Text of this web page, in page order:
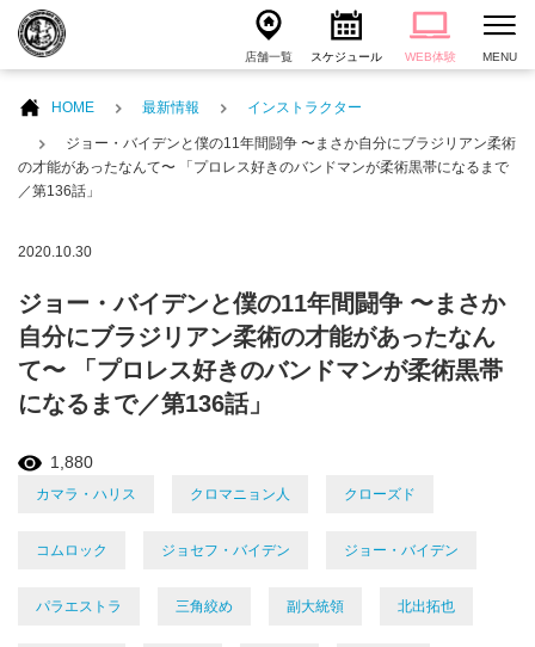
店舗一覧 スケジュール WEB体験 MENU
HOME 最新情報 インストラクター
ジョー・バイデンと僕の11年間闘争 〜まさか自分にブラジリアン柔術
の才能があったなんて〜 「プロレス好きのバンドマンが柔術黒帯になるまで
／第136話」
2020.10.30
ジョー・バイデンと僕の11年間闘争 〜まさか
自分にブラジリアン柔術の才能があったなん
て〜 「プロレス好きのバンドマンが柔術黒帯
になるまで／第136話」
1,880
カマラ・ハリス クロマニョン人 クローズド
コムロック ジョセフ・バイデン ジョー・バイデン
パラエストラ 三角絞め 副大統領 北出拓也